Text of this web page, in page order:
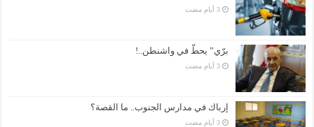
‏3 أيام مضت
برّي” يحطّ في واشنطن..!
‏3 أيام مضت
إرباك في مدارس الجنوب.. ما القصة؟
‏3 أيام مضت